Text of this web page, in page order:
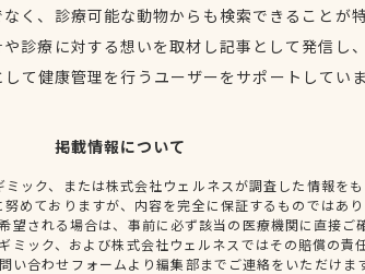
く、診療可能な動物からも検索できることが
診療に対する想いを取材し記事として発信し
て健康管理を行うユーザーをサポートしてい
掲載情報について
ック、または株式会社ウェルネスが調査した情報を
めておりますが、内容を完全に保証するものではあ
望される場合は、事前に必ず該当の医療機関に直接ご
ミック、および株式会社ウェルネスではその賠償の責
い合わせフォームより編集部までご連絡をいただけま